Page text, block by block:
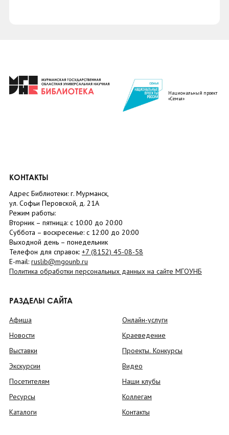
Национальный проект
«Семья»
КОНТАКТЫ
Адрес Библиотеки: г. Мурманск,
ул. Софьи Перовской, д. 21А
Режим работы:
Вторник – пятница: с 10:00 до 20:00
Суббота – воскресенье: c 12:00 до 20:00
Выходной день – понедельник
Телефон для справок: +7 (8152) 45-08-58
E-mail: ruslib@mgounb.ru
Политика обработки персональных данных на сайте МГОУНБ
РАЗДЕЛЫ САЙТА
Афиша
Новости
Выставки
Экскурсии
Посетителям
Ресурсы
Каталоги
Онлайн-услуги
Краеведение
Проекты. Конкурсы
Видео
Наши клубы
Коллегам
Контакты